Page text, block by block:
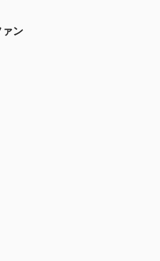
ン